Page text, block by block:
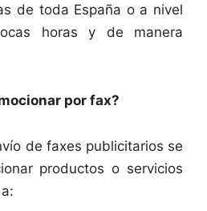
de toda España o a nivel
horas y de manera
por fax?
de faxes publicitarios se
productos o servicios